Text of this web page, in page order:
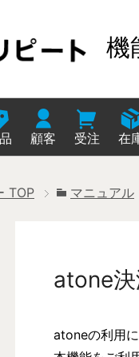
機
顧客 受注 在
TOP マニュアル
atone
atoneの利用に